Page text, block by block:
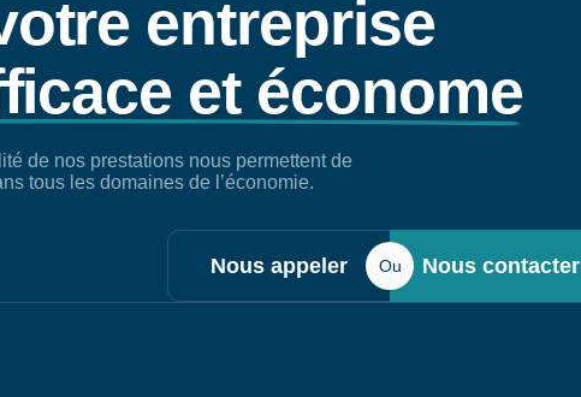
entreprise
et économe
de nos prestations nous permettent de
tous les domaines de l’économie.
Nous appeler Ou Nous contacter